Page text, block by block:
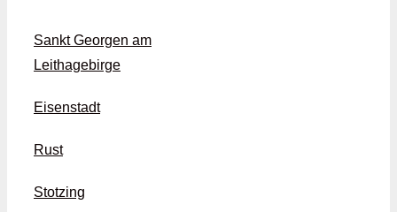
Sankt Georgen am
Leithagebirge
Eisenstadt
Rust
Stotzing